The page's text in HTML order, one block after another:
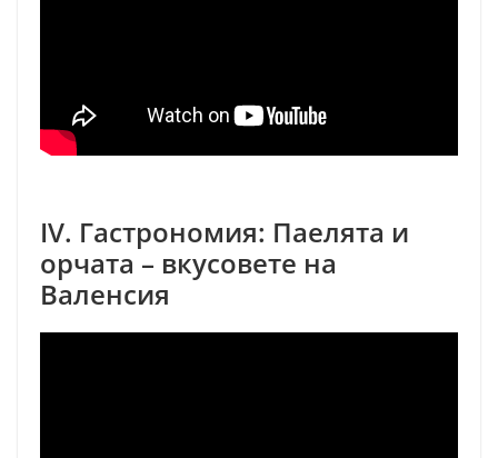
IV. Гастрономия: Паелята и
орчата – вкусовете на
Валенсия